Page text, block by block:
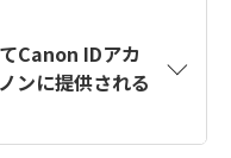
メラ】Canon IDとは
方法は？をご確認く
Canon IDアカ
ンに提供される